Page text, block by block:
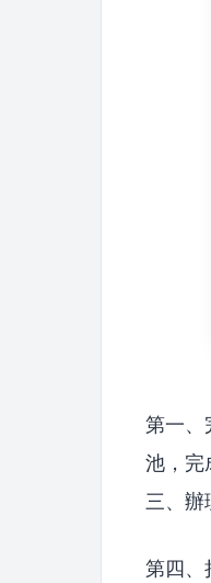
第一、
池，完
三、辦
第四、